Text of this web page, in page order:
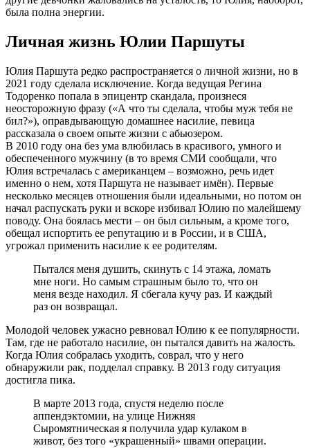
была полна энергии.
Личная жизнь Юлии Паршуты
Юлия Паршута редко распространяется о личной жизни, но в
2021 году сделала исключение. Когда ведущая Регина
Тодоренко попала в эпицентр скандала, произнеся
неосторожную фразу («А что ты сделала, чтобы муж тебя не
бил?»), оправдывающую домашнее насилие, певица
рассказала о своем опыте жизни с абьюзером.
В 2010 году она без ума влюбилась в красивого, умного и
обеспеченного мужчину (в то время СМИ сообщали, что
Юлия встречалась с американцем – возможно, речь идет
именно о нем, хотя Паршута не называет имён). Первые
несколько месяцев отношения были идеальными, но потом он
начал распускать руки и вскоре избивал Юлию по малейшему
поводу. Она боялась мести – он был сильным, а кроме того,
обещал испортить ее репутацию и в России, и в США,
угрожал применить насилие к ее родителям.
Пытался меня душить, скинуть с 14 этажа, ломать
мне ноги. Но самым страшным было то, что он
меня везде находил. Я сбегала кучу раз. И каждый
раз он возвращал.
Молодой человек ужасно ревновал Юлию к ее популярности.
Там, где не работало насилие, он пытался давить на жалость.
Когда Юлия собралась уходить, соврал, что у него
обнаружили рак, подделал справку. В 2013 году ситуация
достигла пика.
В марте 2013 года, спустя неделю после
аппендэктомии, на улице Нижняя
Сыромятническая я получила удар кулаком в
живот, без того «украшенный» швами операции.